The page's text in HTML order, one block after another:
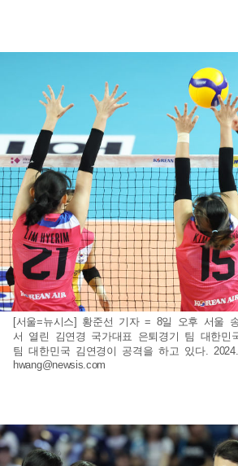
[서울=뉴시스] 황준선 기자 = 8일 오후 서울
서 열린 김연경 국가대표 은퇴경기 팀 대한민
팀 대한민국 김연경이 공격을 하고 있다.
hwang@newsis.com